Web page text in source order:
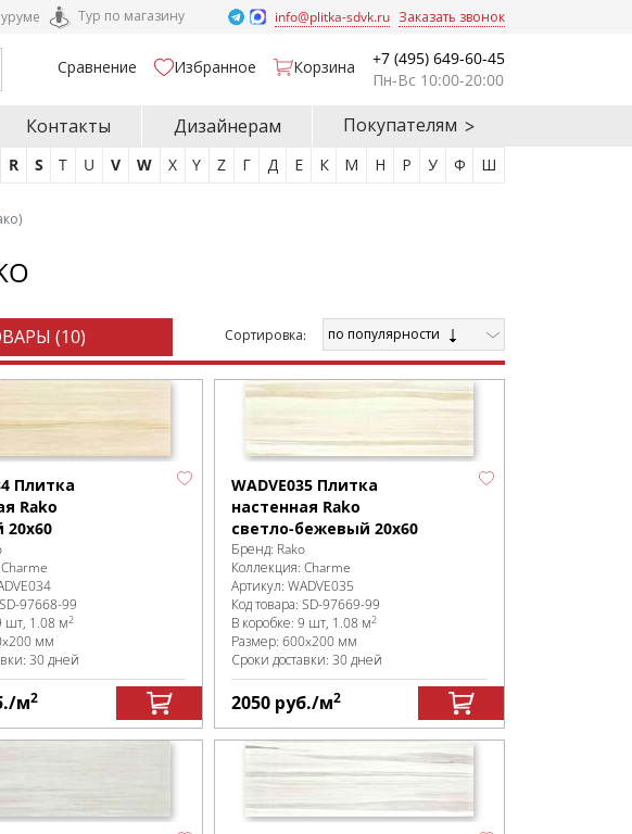
Тур по магазину info@plitka-sdvk.ru Заказать звонок
Сравнение Избранное Корзина
+7 (495) 649-60-45
Пн-Вс 10:00-20:00
Контакты Дизайнерам Покупателям
R S T U V W X Y Z Г Д Е К М Н Р У Ф Ш
(10) Cортировка: по популярности
Плитка
Rako
Charme
SD-97668-99
шт, 1.08 м2
мм
30 дней
/м2
WADVE035 Плитка
настенная Rako
светло-бежевый 20x60
Бренд: Rako
Коллекция: Charme
Артикул: WADVE035
Код товара: SD-97669-99
В коробке: 9 шт, 1.08 м2
Размер: 600x200 мм
Сроки доставки: 30 дней
2050 руб./м2